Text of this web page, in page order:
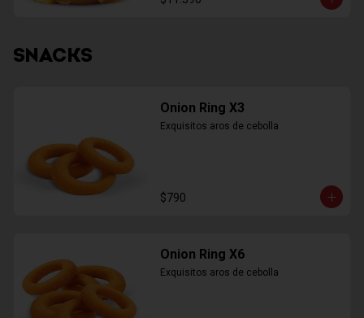
SNACKS
Onion Ring X3
Exquisitos aros de cebolla
$790
Onion Ring X6
Exquisitos aros de cebolla